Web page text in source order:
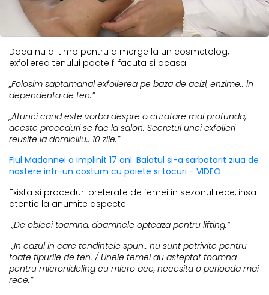
Daca nu ai timp pentru a merge la un cosmetolog,
exfolierea tenului poate fi facuta si acasa.
„Folosim saptamanal exfolierea pe baza de acizi, enzime.. in
dependenta de ten.”
„Atunci cand este vorba despre o curatare mai profunda,
aceste proceduri se fac la salon. Secretul unei exfolieri
reusite la domiciliu.. 10 zile.”
Fiul Madonnei a implinit 17 ani. Baiatul si-a sarbatorit ziua de
nastere intr-un costum cu paiete si tocuri - VIDEO
Exista si proceduri preferate de femei in sezonul rece, insa
atentie la anumite aspecte.
„De obicei toamna, doamnele opteaza pentru lifting.”
„In cazul in care tendintele spun.. nu sunt potrivite pentru
toate tipurile de ten. / Unele femei au asteptat toamna
pentru micronideling cu micro ace, necesita o perioada mai
rece.”